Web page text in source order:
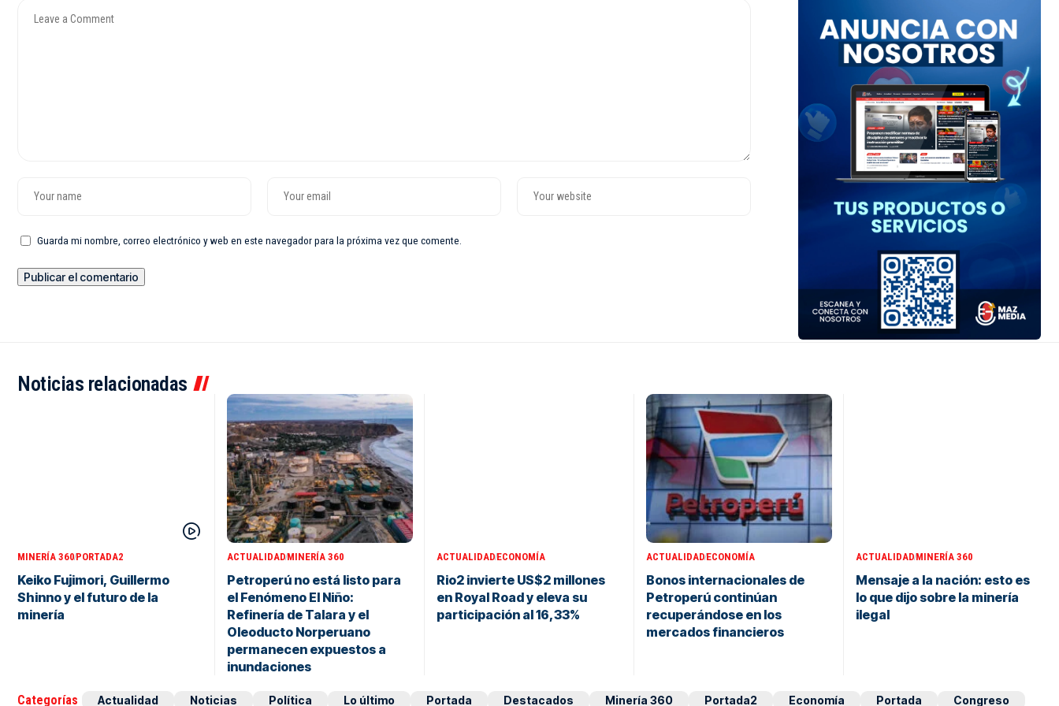
Guarda mi nombre, correo electrónico y web en este navegador para la próxima vez que comente.
Noticias relacionadas
MINERÍA 360PORTADA2
Keiko Fujimori, Guillermo
Shinno y el futuro de la
minería
ACTUALIDADMINERÍA 360
Petroperú no está listo para
el Fenómeno El Niño:
Refinería de Talara y el
Oleoducto Norperuano
permanecen expuestos a
inundaciones
ACTUALIDADECONOMÍA
Rio2 invierte US$2 millones
en Royal Road y eleva su
participación al 16,33%
ACTUALIDADECONOMÍA
Bonos internacionales de
Petroperú continúan
recuperándose en los
mercados financieros
ACTUALIDADMINERÍA 360
Mensaje a la nación: esto es
lo que dijo sobre la minería
ilegal
Categorías Actualidad Noticias Política Lo último Portada Destacados Minería 360 Portada2 Economía Portada Congreso